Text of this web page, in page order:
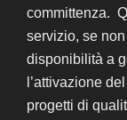
committenza.
servizio, se
disponibilità a
l’attivazione
progetti di